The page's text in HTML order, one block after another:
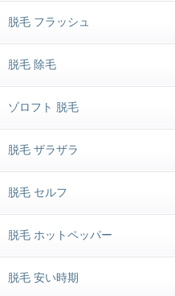
脱毛 フラッシュ
脱毛 除毛
ゾロフト 脱毛
脱毛 ザラザラ
脱毛 セルフ
脱毛 ホットペッパー
脱毛 安い時期